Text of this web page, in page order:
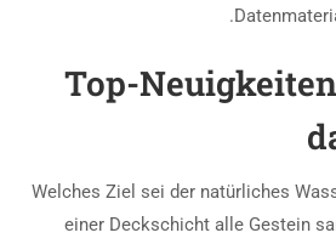
Top-
Welches Ziel sei der natürliches
einer Deckschicht alle Gestein